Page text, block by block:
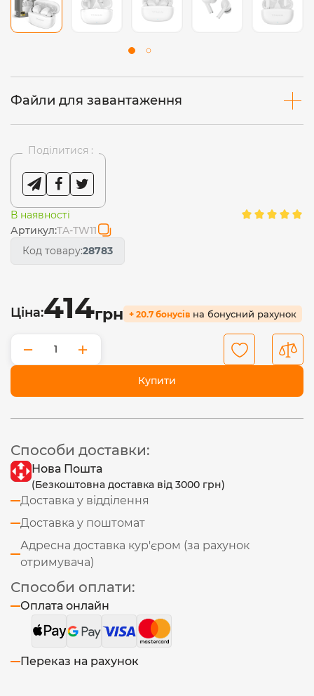
Файли для завантаження
Поділитися :
В наявності
Артикул:TA-TW11
Код товару:28783
Ціна:414грн + 20.7 бонусів на бонусний рахунок
− +
Купити
Способи доставки:
Нова Пошта
(Безкоштовна доставка від 3000 грн)
Доставка у відділення
Доставка у поштомат
Адресна доставка кур'єром (за рахунок
отримувача)
Способи оплати:
Оплата онлайн
Переказ на рахунок